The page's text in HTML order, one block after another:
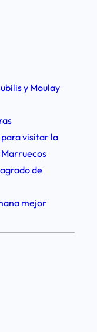
y Moulay
visitar la
de
mejor